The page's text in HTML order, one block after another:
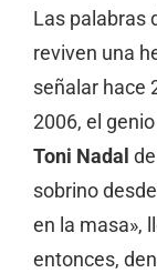
Las palabras
reviven una
señalar hace
2006, el
Toni Nadal
sobrino
en la masa»,
entonces,